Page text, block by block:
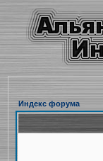
Индекс форума